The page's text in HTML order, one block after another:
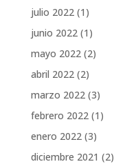
julio 2022(1)
junio 2022(1)
mayo 2022(2)
abril 2022(2)
marzo 2022(3)
febrero 2022(1)
enero 2022(3)
diciembre 2021 (2)